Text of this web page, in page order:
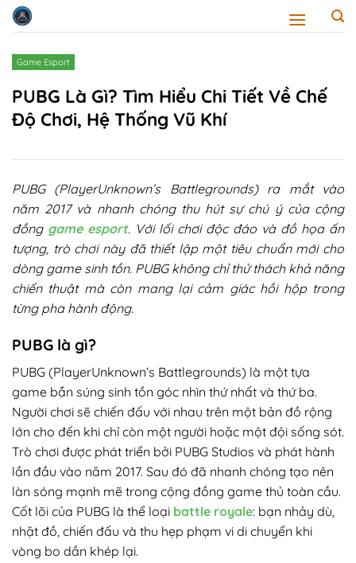
Skip
Game Esport
PUBG Là Gì? Tìm Hiểu Chi Tiết Về Chế
Độ Chơi, Hệ Thống Vũ Khí
PUBG (PlayerUnknown’s Battlegrounds) ra mắt vào
năm 2017 và nhanh chóng thu hút sự chú ý của cộng
đồng game esport. Với lối chơi độc đáo và đồ họa ấn
tượng, trò chơi này đã thiết lập một tiêu chuẩn mới cho
dòng game sinh tồn. PUBG không chỉ thử thách khả năng
chiến thuật mà còn mang lại cảm giác hồi hộp trong
từng pha hành động.
PUBG là gì?
PUBG (PlayerUnknown’s Battlegrounds) là một tựa
game bắn súng sinh tồn góc nhìn thứ nhất và thứ ba.
Người chơi sẽ chiến đấu với nhau trên một bản đồ rộng
lớn cho đến khi chỉ còn một người hoặc một đội sống sót.
Trò chơi được phát triển bởi PUBG Studios và phát hành
lần đầu vào năm 2017. Sau đó đã nhanh chóng tạo nên
làn sóng mạnh mẽ trong cộng đồng game thủ toàn cầu.
Cốt lõi của PUBG là thể loại battle royale: bạn nhảy dù,
nhặt đồ, chiến đấu và thu hẹp phạm vi di chuyển khi
vòng bo dần khép lại.